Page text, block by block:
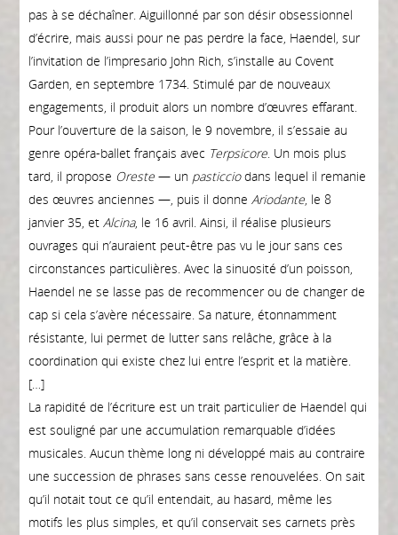
pas à se déchaîner. Aiguillonné par son désir obsessionnel
d’écrire, mais aussi pour ne pas perdre la face, Haendel, sur
l’invitation de l’impresario John Rich, s’installe au Covent
Garden, en septembre 1734. Stimulé par de nouveaux
engagements, il produit alors un nombre d’œuvres effarant.
Pour l’ouverture de la saison, le 9 novembre, il s’essaie au
genre opéra-ballet français avec Terpsicore. Un mois plus
tard, il propose Oreste— un pasticciodans lequel il remanie
des œuvres anciennes —, puis il donne Ariodante, le 8
janvier 35, et Alcina, le 16 avril. Ainsi, il réalise plusieurs
ouvrages qui n’auraient peut-être pas vu le jour sans ces
circonstances particulières. Avec la sinuosité d’un poisson,
Haendel ne se lasse pas de recommencer ou de changer de
cap si cela s’avère nécessaire. Sa nature, étonnamment
résistante, lui permet de lutter sans relâche, grâce à la
coordination qui existe chez lui entre l’esprit et la matière.
[…]
La rapidité de l’écriture est un trait particulier de Haendel qui
est souligné par une accumulation remarquable d’idées
musicales. Aucun thème long ni développé mais au contraire
une succession de phrases sans cesse renouvelées. On sait
qu’il notait tout ce qu’il entendait, au hasard, même les
motifs les plus simples, et qu’il conservait ses carnets près